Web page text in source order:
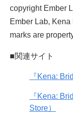
copyright Ember
Ember Lab,
marks are
■関連サイト
『Kena:
『Kena:
Store）